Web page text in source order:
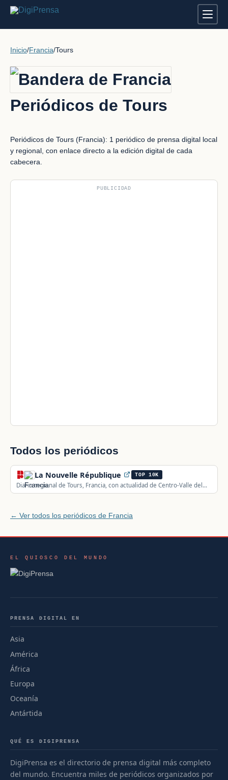
Inicio/Francia/Tours
Periódicos de Tours
Periódicos de Tours (Francia): 1 periódico de prensa digital local
y regional, con enlace directo a la edición digital de cada
cabecera.
PUBLICIDAD
Todos los periódicos
La Nouvelle République TOP 10K
Diario regional de Tours, Francia, con actualidad de Centro-Valle del
Loira y Poitou, además de información nacional e internacional.
← Ver todos los periódicos de Francia
EL QUIOSCO DEL MUNDO
PRENSA DIGITAL EN
Asia
América
África
Europa
Oceanía
Antártida
QUÉ ES DIGIPRENSA
DigiPrensa es el directorio de prensa digital más completo
del mundo. Encuentra miles de periódicos organizados por